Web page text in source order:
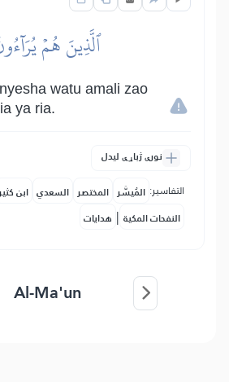
ٱلَّذِينَ هُمۡ
watu amali zao
ya ria.
نورې ژباړې لیدل
التفاسير: المُيسَّر المختصر السعدي ابن
النفحات المكية | هدايات
Al-Ma'un